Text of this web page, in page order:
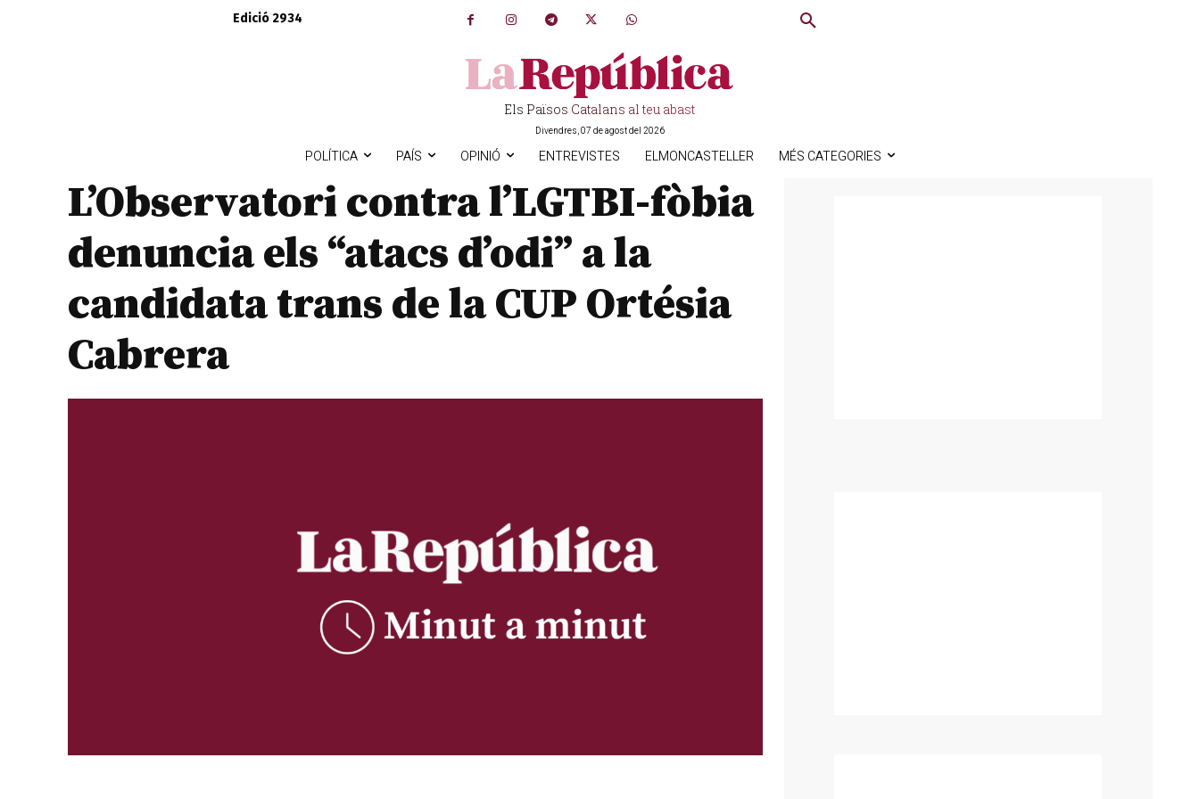
Edició 2934
Els Països Catalans al teu abast
Divendres, 07 de agost del 2026
POLÍTICA PAÍS OPINIÓ ENTREVISTES ELMONCASTELLER MÉS CATEGORIES
L’Observatori contra l’LGTBI-fòbia
denuncia els “atacs d’odi” a la
candidata trans de la CUP Ortésia
Cabrera